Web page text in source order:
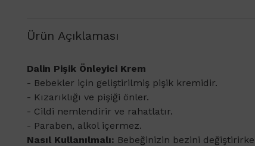
Ürün Açıklaması
​Dalin Pişik Önleyici Krem
- Bebekler için geliştirilmiş pişik kremidir.
- Kızarıklığı ve pişiği önler.
- Cildi nemlendirir ve rahatlatır.
- Paraben, alkol içermez.
Nasıl Kullanılmalı: Bebeğinizin bezini